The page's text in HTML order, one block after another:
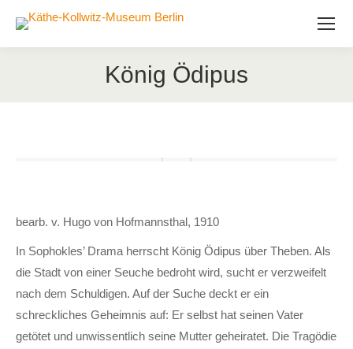
König Ödipus
bearb. v. Hugo von Hofmannsthal, 1910
In Sophokles’ Drama herrscht König Ödipus über Theben. Als
die Stadt von einer Seuche bedroht wird, sucht er verzweifelt
nach dem Schuldigen. Auf der Suche deckt er ein
schreckliches Geheimnis auf: Er selbst hat seinen Vater
getötet und unwissentlich seine Mutter geheiratet. Die Tragödie